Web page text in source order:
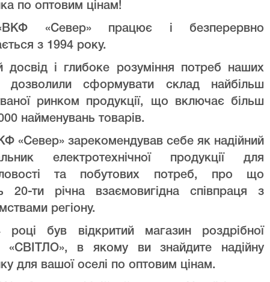
по оптовим цінам!
«Север» працює і безперервно
з 1994 року.
досвід і глибоке розуміння потреб наших
дозволили сформувати склад найбільш
ринком продукції, що включає більш
найменувань товарів.
«Север» зарекомендував себе як надійний
електротехнічної продукції для
та побутових потреб, про що
20-ти річна взаємовигідна співпраця з
регіону.
був відкритий магазин роздрібної
«СВІТЛО», в якому ви знайдите надійну
для вашої оселі по оптовим цінам.